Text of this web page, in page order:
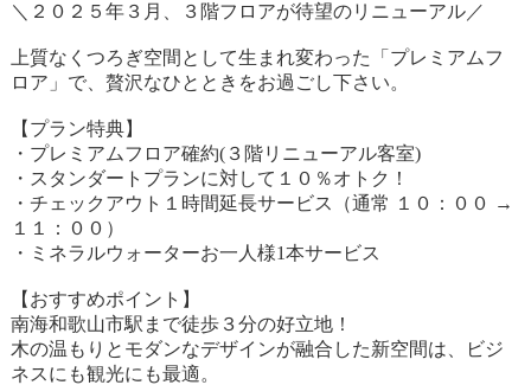
＼２０２５年３月、３階フロアが待望のリニューアル／
上質なくつろぎ空間として生まれ変わった「プレミアムフ
ロア」で、贅沢なひとときをお過ごし下さい。
【プラン特典】
・プレミアムフロア確約(３階リニューアル客室)
・スタンダートプランに対して１０％オトク！
・チェックアウト１時間延長サービス（通常 １０：００ →
１１：００）
・ミネラルウォーターお一人様1本サービス
【おすすめポイント】
南海和歌山市駅まで徒歩３分の好立地！
木の温もりとモダンなデザインが融合した新空間は、ビジ
ネスにも観光にも最適。